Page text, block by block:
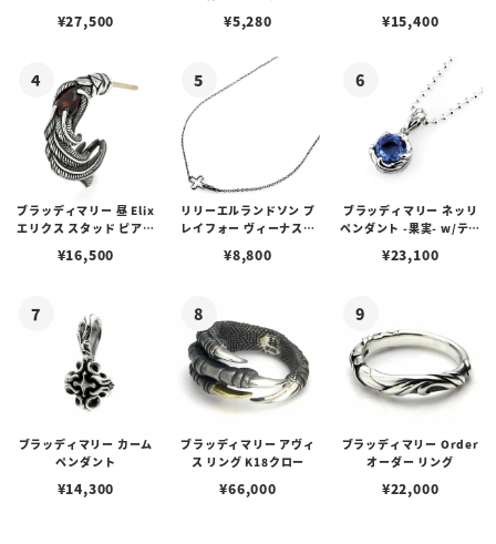
¥27,500 ¥5,280
ブスタークラスプ＆LTロ
¥15,400
ブラッディマリー 昼 Elix
エリクス スタッド ピアス
¥16,500
リリーエルランドソン プ
レイフォー ヴィーナスチ
¥8,800
ブラッディマリー ネッリ
ペンダント -果実- w/ティ
¥23,100
ブラッディマリー カーム
ペンダント
¥14,300
ブラッディマリー アヴィ
ス リング K18クロー
¥66,000
ブラッディマリー Order
オーダー リング
¥22,000